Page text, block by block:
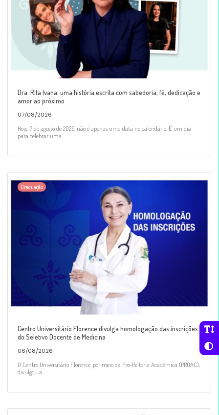
Dra. Rita Ivana: uma história escrita com sabedoria, fé, dedicação e
amor ao próximo
07/08/2026
Hoje, 7 de agosto de 2026, não é apenas uma data no calendário. É um dia
para celebrar uma...
Graduação
Centro Universitário Florence divulga homologação das inscrições
do Seletivo Docente de Medicina
06/08/2026
O Centro Universitário Florence, por meio da Pró-Reitoria Acadêmica (PROAC),
divulgou a...